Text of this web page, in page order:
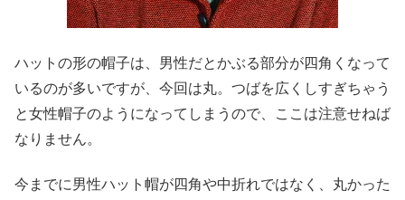
ハットの形の帽子は、男性だとかぶる部分が四角くなって
いるのが多いですが、今回は丸。つばを広くしすぎちゃう
と女性帽子のようになってしまうので、ここは注意せねば
なりません。
今までに男性ハット帽が四角や中折れではなく、丸かった